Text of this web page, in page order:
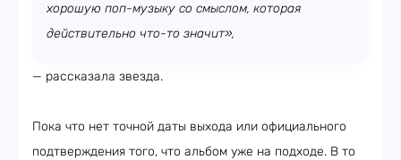
хорошую поп-музыку со смыслом, которая
действительно что-то значит»,
— рассказала звезда.
Пока что нет точной даты выхода или официального
подтверждения того, что альбом уже на подходе. В то